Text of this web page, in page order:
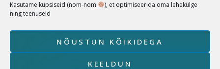
Kasutame küpsiseid (nom-nom
), et optimiseerida oma lehekülge
ning teenuseid
NÕUSTUN KÕIKIDEGA
KEELDUN
Copyright © 2026 Füsioterapeut Sandra Joa Powered by
Füsioterapeut Sandra Joa Kodulehel kasutatud pildid
tehtud Sandra Joa või fotograaf Madli Viigimaa poolt.